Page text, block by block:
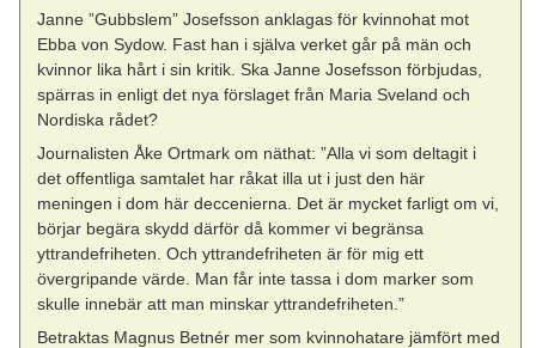
Janne ”Gubbslem” Josefsson anklagas för kvinnohat mot
Ebba von Sydow. Fast han i själva verket går på män och
kvinnor lika hårt i sin kritik. Ska Janne Josefsson förbjudas,
spärras in enligt det nya förslaget från Maria Sveland och
Nordiska rådet?
Journalisten Åke Ortmark om näthat: ”Alla vi som deltagit i
det offentliga samtalet har råkat illa ut i just den här
meningen i dom här deccenierna. Det är mycket farligt om vi,
börjar begära skydd därför då kommer vi begränsa
yttrandefriheten. Och yttrandefriheten är för mig ett
övergripande värde. Man får inte tassa i dom marker som
skulle innebär att man minskar yttrandefriheten.”
Betraktas Magnus Betnér mer som kvinnohatare jämfört med